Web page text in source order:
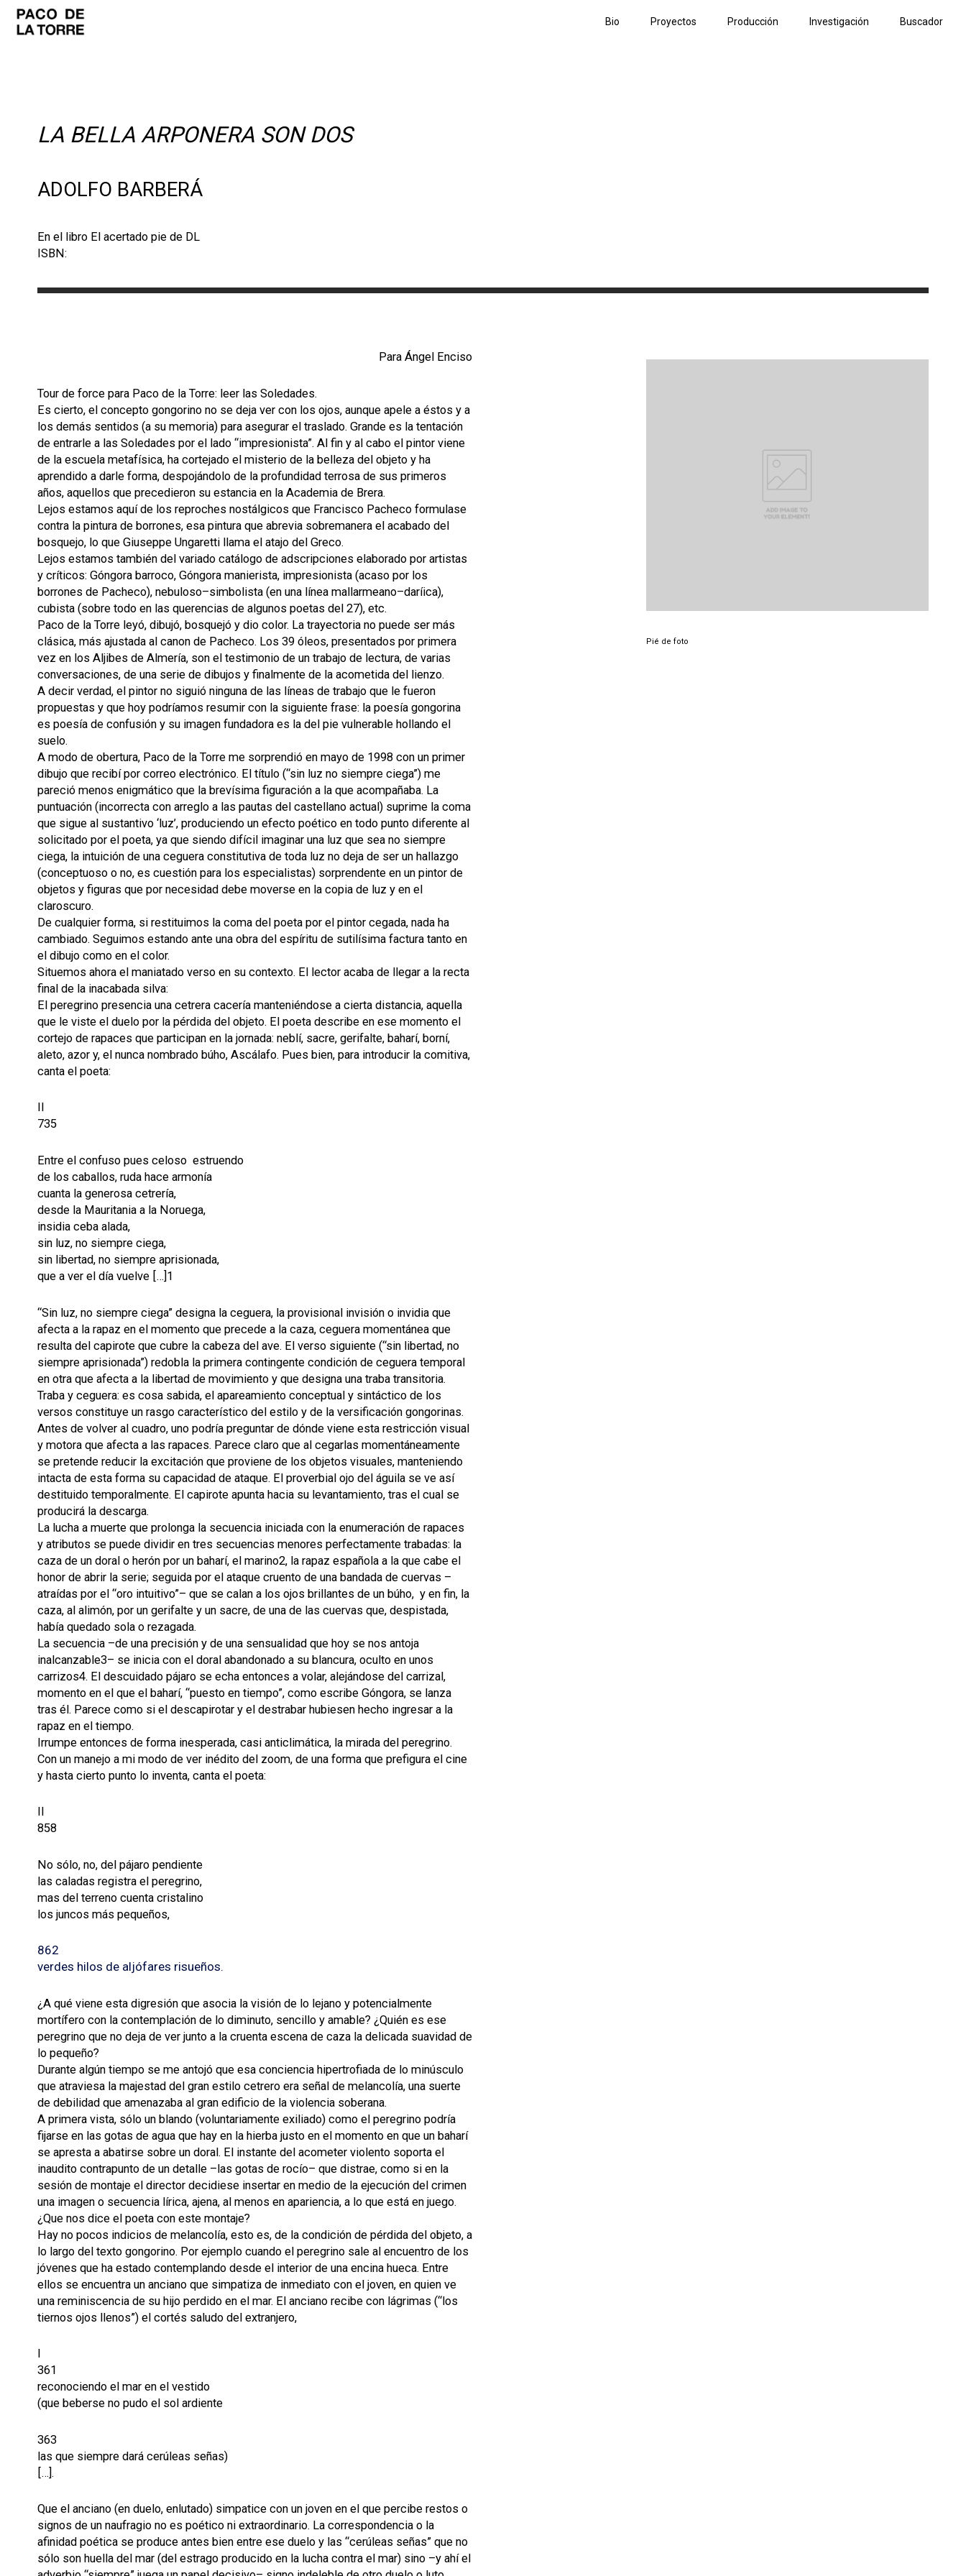
Bio Proyectos Producción Investigación Buscador
LA BELLA ARPONERA SON DOS
ADOLFO BARBERÁ
En el libro El acertado pie de DL
ISBN:
Para Ángel Enciso
Tour de force para Paco de la Torre: leer las Soledades.
Es cierto, el concepto gongorino no se deja ver con los ojos, aunque apele a éstos y a
los demás sentidos (a su memoria) para asegurar el traslado. Grande es la tentación
de entrarle a las Soledades por el lado “impresionista”. Al fin y al cabo el pintor viene
de la escuela metafísica, ha cortejado el misterio de la belleza del objeto y ha
aprendido a darle forma, despojándolo de la profundidad terrosa de sus primeros
años, aquellos que precedieron su estancia en la Academia de Brera.
Lejos estamos aquí de los reproches nostálgicos que Francisco Pacheco formulase
contra la pintura de borrones, esa pintura que abrevia sobremanera el acabado del
bosquejo, lo que Giuseppe Ungaretti llama el atajo del Greco.
Lejos estamos también del variado catálogo de adscripciones elaborado por artistas
y críticos: Góngora barroco, Góngora manierista, impresionista (acaso por los
borrones de Pacheco), nebuloso–simbolista (en una línea mallarmeano–daríica),
cubista (sobre todo en las querencias de algunos poetas del 27), etc.
Paco de la Torre leyó, dibujó, bosquejó y dio color. La trayectoria no puede ser más
clásica, más ajustada al canon de Pacheco. Los 39 óleos, presentados por primera
vez en los Aljibes de Almería, son el testimonio de un trabajo de lectura, de varias
conversaciones, de una serie de dibujos y finalmente de la acometida del lienzo.
A decir verdad, el pintor no siguió ninguna de las líneas de trabajo que le fueron
propuestas y que hoy podríamos resumir con la siguiente frase: la poesía gongorina
es poesía de confusión y su imagen fundadora es la del pie vulnerable hollando el
suelo.
A modo de obertura, Paco de la Torre me sorprendió en mayo de 1998 con un primer
dibujo que recibí por correo electrónico. El título (“sin luz no siempre ciega”) me
pareció menos enigmático que la brevísima figuración a la que acompañaba. La
puntuación (incorrecta con arreglo a las pautas del castellano actual) suprime la coma
que sigue al sustantivo ‘luz’, produciendo un efecto poético en todo punto diferente al
solicitado por el poeta, ya que siendo difícil imaginar una luz que sea no siempre
ciega, la intuición de una ceguera constitutiva de toda luz no deja de ser un hallazgo
(conceptuoso o no, es cuestión para los especialistas) sorprendente en un pintor de
objetos y figuras que por necesidad debe moverse en la copia de luz y en el
claroscuro.
De cualquier forma, si restituimos la coma del poeta por el pintor cegada, nada ha
cambiado. Seguimos estando ante una obra del espíritu de sutilísima factura tanto en
el dibujo como en el color.
Situemos ahora el maniatado verso en su contexto. El lector acaba de llegar a la recta
final de la inacabada silva:
El peregrino presencia una cetrera cacería manteniéndose a cierta distancia, aquella
que le viste el duelo por la pérdida del objeto. El poeta describe en ese momento el
cortejo de rapaces que participan en la jornada: neblí, sacre, gerifalte, baharí, borní,
aleto, azor y, el nunca nombrado búho, Ascálafo. Pues bien, para introducir la comitiva,
canta el poeta:
735
Entre el confuso pues celoso estruendo
de los caballos, ruda hace armonía
cuanta la generosa cetrería,
desde la Mauritania a la Noruega,
insidia ceba alada,
sin luz, no siempre ciega,
sin libertad, no siempre aprisionada,
que a ver el día vuelve […]1
“Sin luz, no siempre ciega” designa la ceguera, la provisional invisión o invidia que
afecta a la rapaz en el momento que precede a la caza, ceguera momentánea que
resulta del capirote que cubre la cabeza del ave. El verso siguiente (“sin libertad, no
siempre aprisionada”) redobla la primera contingente condición de ceguera temporal
en otra que afecta a la libertad de movimiento y que designa una traba transitoria.
Traba y ceguera: es cosa sabida, el apareamiento conceptual y sintáctico de los
versos constituye un rasgo característico del estilo y de la versificación gongorinas.
Antes de volver al cuadro, uno podría preguntar de dónde viene esta restricción visual
y motora que afecta a las rapaces. Parece claro que al cegarlas momentáneamente
se pretende reducir la excitación que proviene de los objetos visuales, manteniendo
intacta de esta forma su capacidad de ataque. El proverbial ojo del águila se ve así
destituido temporalmente. El capirote apunta hacia su levantamiento, tras el cual se
producirá la descarga.
La lucha a muerte que prolonga la secuencia iniciada con la enumeración de rapaces
y atributos se puede dividir en tres secuencias menores perfectamente trabadas: la
caza de un doral o herón por un baharí, el marino2, la rapaz española a la que cabe el
honor de abrir la serie; seguida por el ataque cruento de una bandada de cuervas –
atraídas por el “oro intuitivo”– que se calan a los ojos brillantes de un búho, y en fin, la
caza, al alimón, por un gerifalte y un sacre, de una de las cuervas que, despistada,
había quedado sola o rezagada.
La secuencia –de una precisión y de una sensualidad que hoy se nos antoja
inalcanzable3– se inicia con el doral abandonado a su blancura, oculto en unos
carrizos4. El descuidado pájaro se echa entonces a volar, alejándose del carrizal,
momento en el que el baharí, “puesto en tiempo”, como escribe Góngora, se lanza
tras él. Parece como si el descapirotar y el destrabar hubiesen hecho ingresar a la
rapaz en el tiempo.
Irrumpe entonces de forma inesperada, casi anticlimática, la mirada del peregrino.
Con un manejo a mi modo de ver inédito del zoom, de una forma que prefigura el cine
y hasta cierto punto lo inventa, canta el poeta:
II
858
No sólo, no, del pájaro pendiente
las caladas registra el peregrino,
mas del terreno cuenta cristalino
los juncos más pequeños,
862
verdes hilos de aljófares risueños.
¿A qué viene esta digresión que asocia la visión de lo lejano y potencialmente
mortífero con la contemplación de lo diminuto, sencillo y amable? ¿Quién es ese
peregrino que no deja de ver junto a la cruenta escena de caza la delicada suavidad de
lo pequeño?
Durante algún tiempo se me antojó que esa conciencia hipertrofiada de lo minúsculo
que atraviesa la majestad del gran estilo cetrero era señal de melancolía, una suerte
de debilidad que amenazaba al gran edificio de la violencia soberana.
A primera vista, sólo un blando (voluntariamente exiliado) como el peregrino podría
fijarse en las gotas de agua que hay en la hierba justo en el momento en que un baharí
se apresta a abatirse sobre un doral. El instante del acometer violento soporta el
inaudito contrapunto de un detalle –las gotas de rocío– que distrae, como si en la
sesión de montaje el director decidiese insertar en medio de la ejecución del crimen
una imagen o secuencia lírica, ajena, al menos en apariencia, a lo que está en juego.
¿Que nos dice el poeta con este montaje?
Hay no pocos indicios de melancolía, esto es, de la condición de pérdida del objeto, a
lo largo del texto gongorino. Por ejemplo cuando el peregrino sale al encuentro de los
jóvenes que ha estado contemplando desde el interior de una encina hueca. Entre
ellos se encuentra un anciano que simpatiza de inmediato con el joven, en quien ve
una reminiscencia de su hijo perdido en el mar. El anciano recibe con lágrimas (“los
tiernos ojos llenos”) el cortés saludo del extranjero,
361
reconociendo el mar en el vestido
(que beberse no pudo el sol ardiente
363
las que siempre dará cerúleas señas)
[…].
Que el anciano (en duelo, enlutado) simpatice con un joven en el que percibe restos o
signos de un naufragio no es poético ni extraordinario. La correspondencia o la
afinidad poética se produce antes bien entre ese duelo y las “cerúleas señas” que no
sólo son huella del mar (del estrago producido en la lucha contra el mar) sino –y ahí el
Pié de foto